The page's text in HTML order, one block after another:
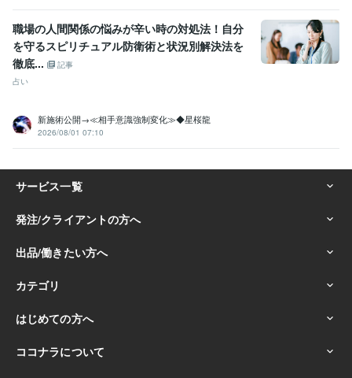
職場の人間関係の悩みが辛い時の対処法！自分
を守るスピリチュアル防衛術と状況別解決法を
徹底...
記事
占い
新施術公開→≪相手意識強制変化≫◆星桜龍
2026/08/01 07:10